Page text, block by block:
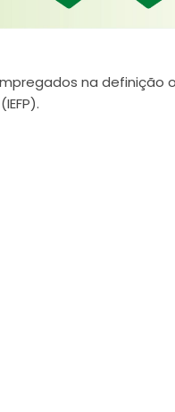
na definição